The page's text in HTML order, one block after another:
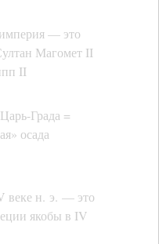
— это
Магомет II
II
Града =
осада
веке н. э. — это
якобы в IV